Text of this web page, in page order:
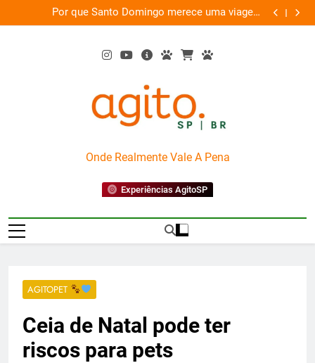
to
Por que Santo Domingo merece uma viagem
exclusiva
AgitoSP
Onde Realmente Vale A Pena
Experiências AgitoSP
AGITOPET
Ceia de Natal pode ter
riscos para pets